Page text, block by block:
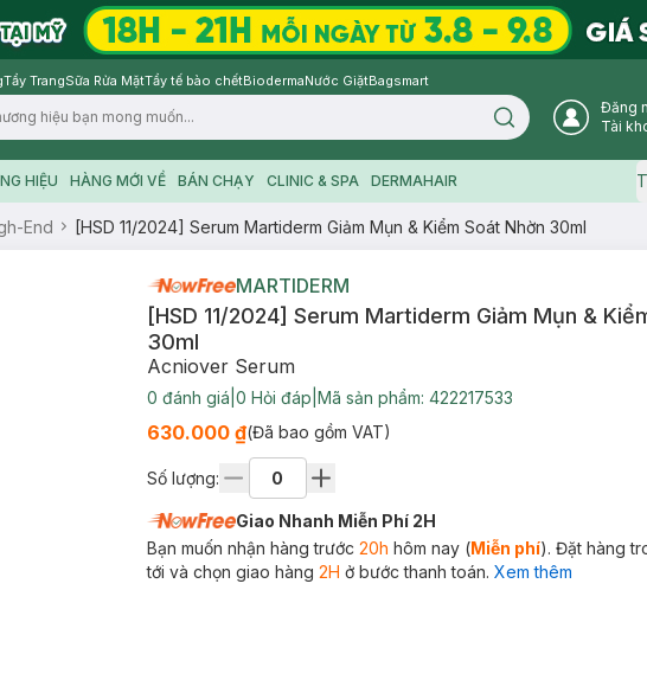
Tẩy TrangSữa Rửa MặtTẩy tế bào chếtBiodermaNước GiặtBagsmart
Search icon
Đăng
Tài
HIỆU HÀNG MỚI VỀ BÁN CHẠY CLINIC & SPA DERMAHAIR
End [HSD 11/2024] Serum Martiderm Giảm Mụn & Kiểm Soát Nhờn 30ml
MARTIDERM
[HSD 11/2024] Serum Martiderm Giảm Mụn &
30ml
Acniover Serum
0 đánh giá 0 Hỏi đáp Mã sản phẩm: 422217533
630.000 ₫(Đã bao gồm VAT)
Số lượng:
Giao Nhanh Miễn Phí 2H
Bạn muốn nhận hàng trước 20h hôm nay (Miễn phí). Đặt hàng
tới và chọn giao hàng 2H ở bước thanh toán. Xem thêm